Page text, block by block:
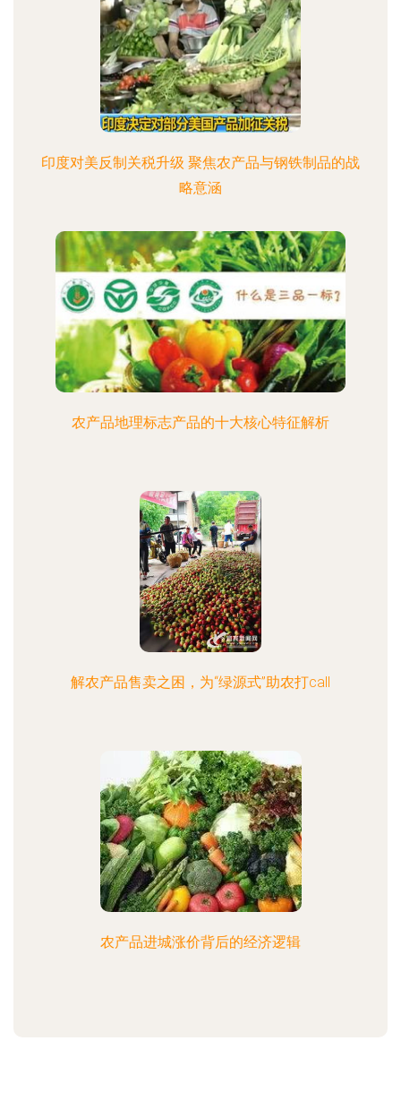
印度对美反制关税升级 聚焦农产品与钢铁制品的战
略意涵
农产品地理标志产品的十大核心特征解析
解农产品售卖之困，为“绿源式”助农打call
农产品进城涨价背后的经济逻辑